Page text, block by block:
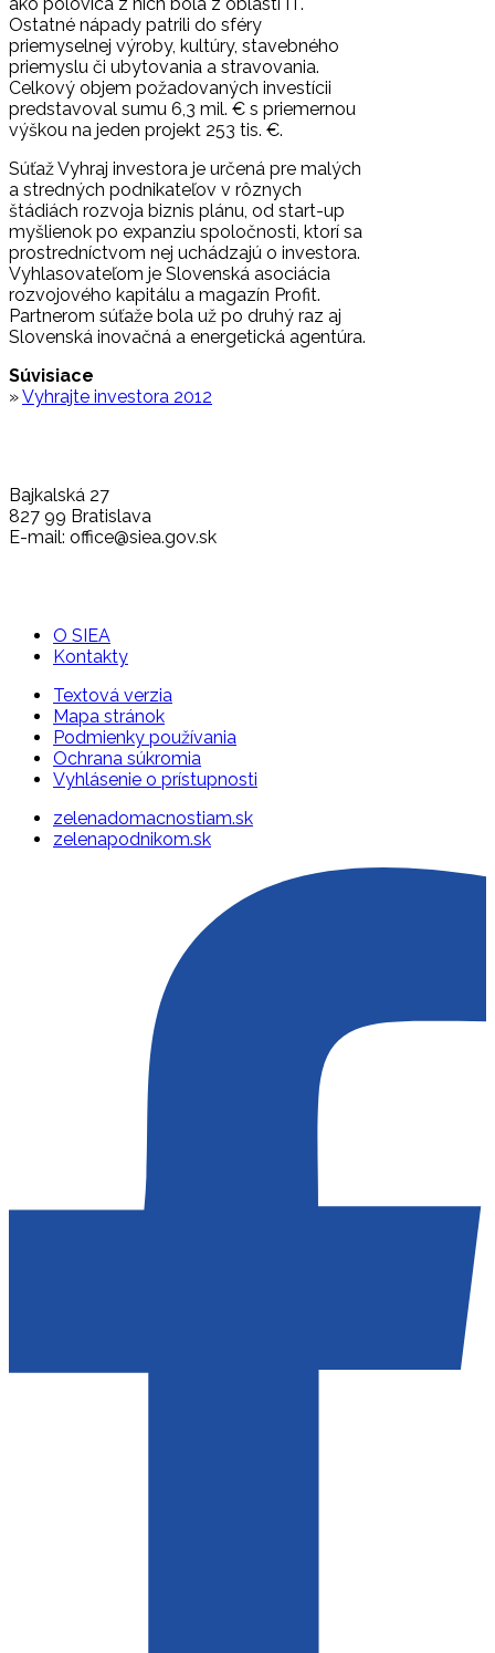
Ostatné nápady patrili do sféry
priemyselnej výroby, kultúry, stavebného
priemyslu či ubytovania a stravovania.
Celkový objem požadovaných investícii
predstavoval sumu 6,3 mil. € s priemernou
výškou na jeden projekt 253 tis. €.
Súťaž Vyhraj investora je určená pre malých
a stredných podnikateľov v rôznych
štádiách rozvoja biznis plánu, od start-up
myšlienok po expanziu spoločnosti, ktorí sa
prostredníctvom nej uchádzajú o investora.
Vyhlasovateľom je Slovenská asociácia
rozvojového kapitálu a magazín Profit.
Partnerom súťaže bola už po druhý raz aj
Slovenská inovačná a energetická agentúra.
Súvisiace
»Vyhrajte investora 2012
Bajkalská 27
827 99 Bratislava
E-mail: office@siea.gov.sk
O SIEA
Kontakty
Textová verzia
Mapa stránok
Podmienky používania
Ochrana súkromia
Vyhlásenie o prístupnosti
zelenadomacnostiam.sk
zelenapodnikom.sk